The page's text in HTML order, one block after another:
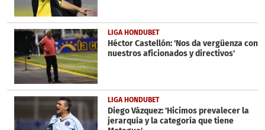
LIGA HONDUBET
Héctor Castellón: 'Nos da vergüenza con
nuestros aficionados y directivos'
LIGA HONDUBET
Diego Vázquez: 'Hicimos prevalecer la
jerarquía y la categoría que tiene